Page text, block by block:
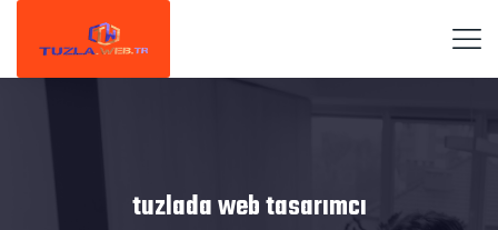
tuzlada web tasarımcı